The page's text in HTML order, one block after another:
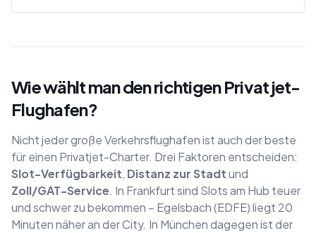
Wie wählt man den richtigen Privatjet-
Flughafen?
Nicht jeder große Verkehrsflughafen ist auch der beste
für einen Privatjet-Charter. Drei Faktoren entscheiden:
Slot-Verfügbarkeit, Distanz zur Stadtund
Zoll/GAT-Service. In Frankfurt sind Slots am Hub teuer
und schwer zu bekommen – Egelsbach (EDFE) liegt 20
Minuten näher an der City. In München dagegen ist der